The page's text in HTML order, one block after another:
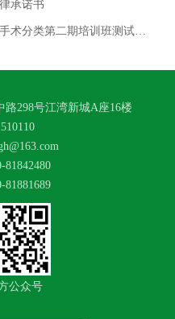
承诺书
298号江湾新城A座16楼
81842480
81881689
公众号